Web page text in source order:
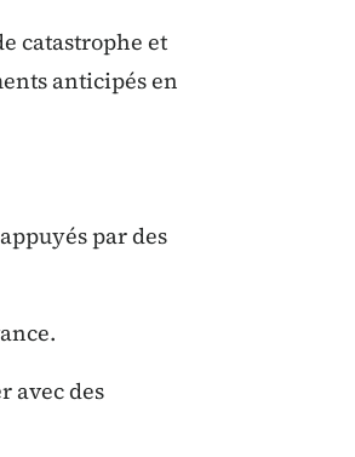
catastrophe et
anticipés en
par des
avec des